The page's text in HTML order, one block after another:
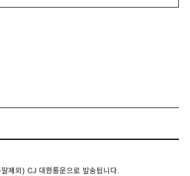
제외) CJ 대한통운으로 발송됩니다.